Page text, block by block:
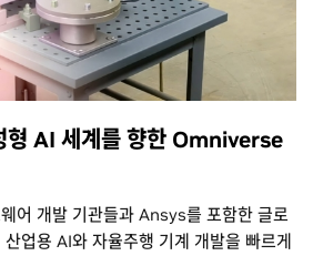
AI 세계를 향한 Omniverse
어 개발 기관들과 Ansys를 포함한 글로
업용 AI와 자율주행 기계 개발을 빠르게